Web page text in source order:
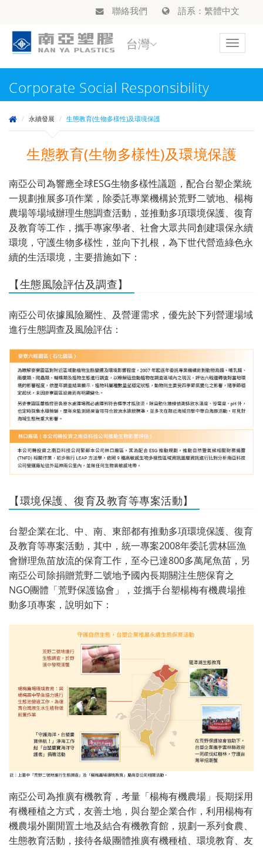
聯絡我們 語系：繁體中文
Toggle
台灣
Corporate Social Responsibility
永續發展 生態教育(生物多樣性)及環境保護
生態教育(生物多樣性)及環境保護
南亞公司為響應全球ESG生物多樣性議題，配合台塑企業統
一規劃推展多項作業，除委託專業機構於荒野二號地、楊梅
農場等場域辦理生態調查活動，並推動多項環境保護、復育
及教育等工作，攜手專家學者、社會大眾共同創建環保永續
環境，守護生物多樣性，並向下扎根，為下世代營造綠色永
續的生活環境，主要措施如下：
【生態風險評估及調查】
南亞公司依據風險屬性、及營運需求，優先於下列營運場域
進行生態調查及風險評估：
【環境保護、復育及教育等專案活動】
台塑企業在北、中、南、東部都有推動多項環境保護、復育
及教育等專案活動，其中，統一專案2008年委託雲林區漁
會辦理魚苗放流的保育工作，至今已達800多萬尾魚苗，另
南亞公司除捐贈荒野二號地予國內長期關注生態保育之
NGO團體「荒野保護協會」，並攜手台塑楊梅有機農場推
動多項專案，說明如下：
南亞公司為推廣有機教育，考量「楊梅有機農場」長期採用
有機種植之方式，友善土地，與台塑企業合作，利用楊梅有
機農場外圍閒置土地及結合有機教育館，規劃一系列食農、
生態教育活動，接待各級團體推廣有機種植、環境教育、友